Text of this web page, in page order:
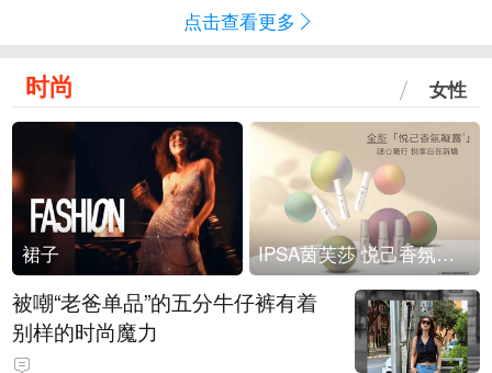
点击查看更多
时尚 女性
裙子 IPSA茵芙莎 悦己香氛凝露上市
被嘲“老爸单品”的五分牛仔裤有着
别样的时尚魔力